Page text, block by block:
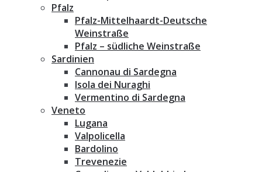
Pfalz
Pfalz-Mittelhaardt-Deutsche
Weinstraße
Pfalz – südliche Weinstraße
Sardinien
Cannonau di Sardegna
Isola dei Nuraghi
Vermentino di Sardegna
Veneto
Lugana
Valpolicella
Bardolino
Trevenezie